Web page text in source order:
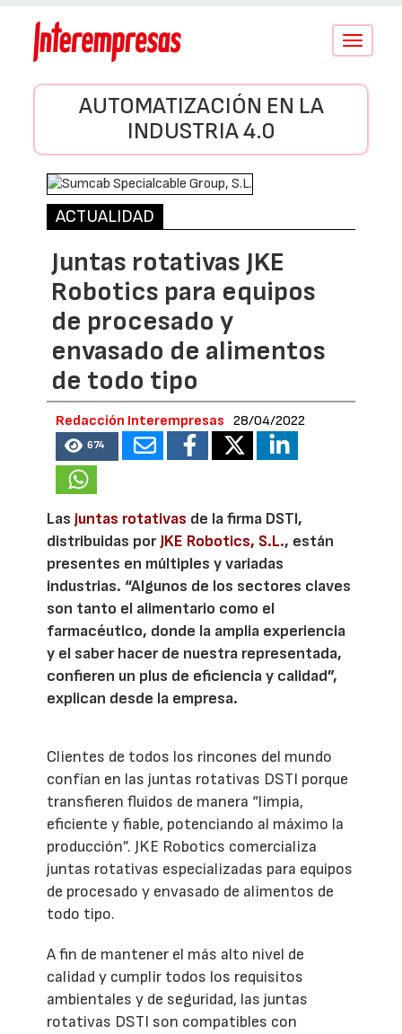
Conmutar
AUTOMATIZACIÓN EN LA
INDUSTRIA 4.0
ACTUALIDAD
Juntas rotativas JKE
Robotics para equipos
de procesado y
envasado de alimentos
de todo tipo
Redacción Interempresas 28/04/2022
674
Lasjuntas rotativas de la firma DSTI,
distribuidas porJKE Robotics, S.L., están
presentes en múltiples y variadas
industrias. “Algunos de los sectores claves
son tanto el alimentario como el
farmacéutico, donde la amplia experiencia
y el saber hacer de nuestra representada,
confieren un plus de eficiencia y calidad”,
explican desde la empresa.
Clientes de todos los rincones del mundo
confían en las juntas rotativas DSTI porque
transfieren fluidos de manera “limpia,
eficiente y fiable, potenciando al máximo la
producción”. JKE Robotics comercializa
juntas rotativas especializadas para equipos
de procesado y envasado de alimentos de
todo tipo.
A fin de mantener el más alto nivel de
calidad y cumplir todos los requisitos
ambientales y de seguridad, las juntas
rotativas DSTI son compatibles con